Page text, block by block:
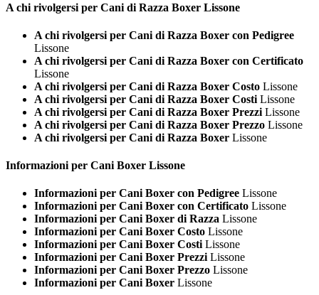
A chi rivolgersi per Cani di Razza Boxer Lissone
A chi rivolgersi per Cani di Razza Boxer con Pedigree
Lissone
A chi rivolgersi per Cani di Razza Boxer con Certificato
Lissone
A chi rivolgersi per Cani di Razza Boxer Costo Lissone
A chi rivolgersi per Cani di Razza Boxer Costi Lissone
A chi rivolgersi per Cani di Razza Boxer Prezzi Lissone
A chi rivolgersi per Cani di Razza Boxer Prezzo Lissone
A chi rivolgersi per Cani di Razza Boxer Lissone
Informazioni per Cani Boxer Lissone
Informazioni per Cani Boxer con Pedigree Lissone
Informazioni per Cani Boxer con Certificato Lissone
Informazioni per Cani Boxer di Razza Lissone
Informazioni per Cani Boxer Costo Lissone
Informazioni per Cani Boxer CostiLissone
Informazioni per Cani Boxer PrezziLissone
Informazioni per Cani Boxer Prezzo Lissone
Informazioni per Cani Boxer Lissone